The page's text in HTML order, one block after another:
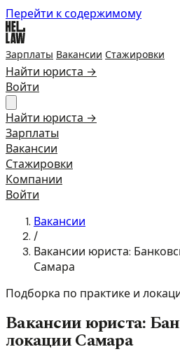
Перейти к содержимому
Зарплаты Вакансии Стажировки
Найти юриста →
Войти
Найти юриста →
Зарплаты
Вакансии
Стажировки
Компании
Войти
Вакансии
/
Вакансии юриста:
Самара
Подборка по практике и
Вакансии юриста:
локации Самара